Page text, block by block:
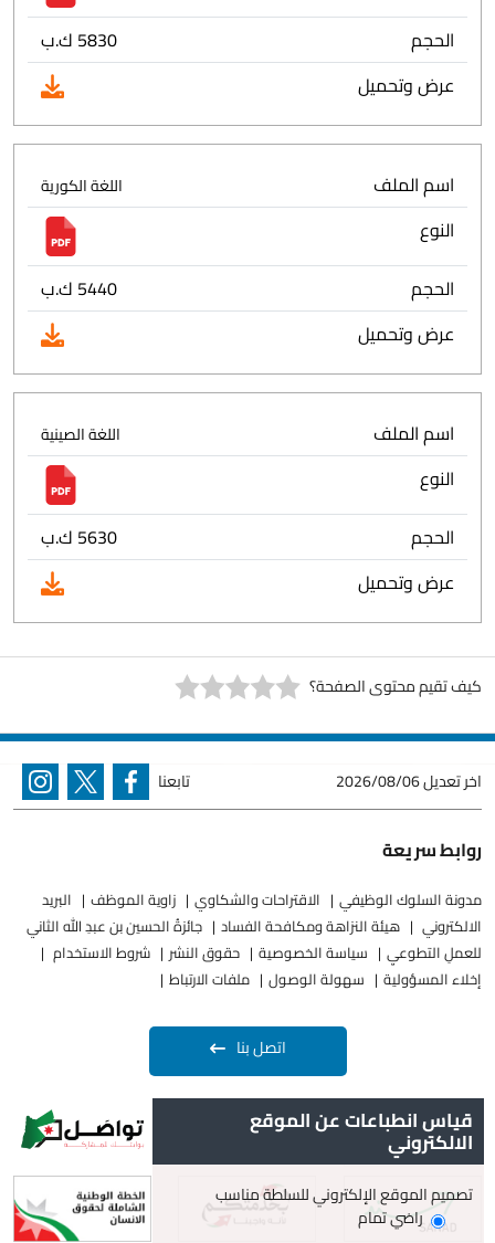
قياس انطباعات عن الموقع
الالكتروني
تصميم الموقع الإلكتروني للسلطة مناسب
راضي تمام
الحجم
5830 ك.ب
عرض وتحميل
اسم الملف اللغة الكورية
النوع
الحجم
5440 ك.ب
عرض وتحميل
اسم الملف اللغة الصينية
النوع
الحجم
5630 ك.ب
عرض وتحميل
كيف تقيم محتوى الصفحة؟
اخر تعديل2026/08/06 تابعنا
روابط سريعة
مدونة السلوك الوظيفي الاقتراحات والشكاوي زاوية الموظف
البريد
الالكتروني
هيئة النزاهة ومكافحة الفساد
جائزةُ الحسين بن عبدِ الله الثاني
للعملِ التطوعيِ
سياسة الخصوصية حقوق النشر
شروط الاستخدام
إخلاء المسؤولية
سهولة الوصول ملفات الارتباط
اتصل بنا